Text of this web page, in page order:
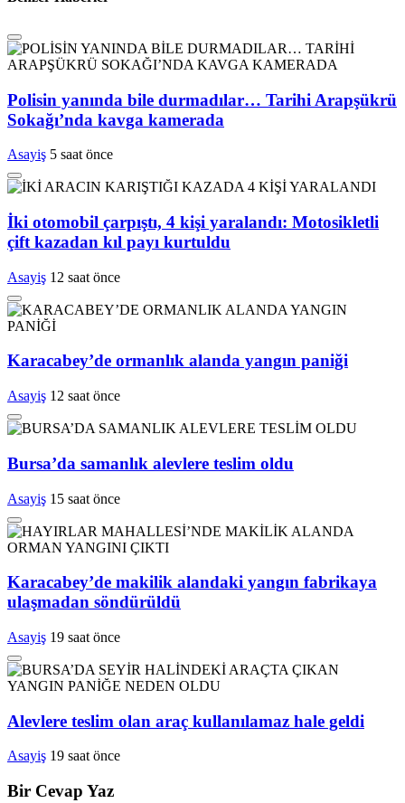
Polisin yanında bile durmadılar… Tarihi Arapşükrü
Sokağı’nda kavga kamerada
Asayiş 5 saat önce
İki otomobil çarpıştı, 4 kişi yaralandı: Motosikletli
çift kazadan kıl payı kurtuldu
Asayiş 12 saat önce
Karacabey’de ormanlık alanda yangın paniği
Asayiş 12 saat önce
Bursa’da samanlık alevlere teslim oldu
Asayiş 15 saat önce
Karacabey’de makilik alandaki yangın fabrikaya
ulaşmadan söndürüldü
Asayiş 19 saat önce
Alevlere teslim olan araç kullanılamaz hale geldi
Asayiş 19 saat önce
Bir Cevap Yaz